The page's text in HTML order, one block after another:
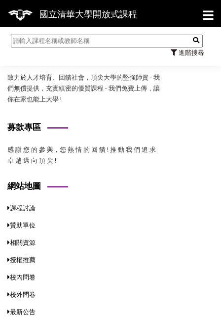
國立清華大學開放式課程
進階搜尋
致力於人才培育、回饋社會，頂尖大學的堅強師資 - 我
們無償提供，充實縝密的優質課程 - 我們免費上傳，讓
你在家也能上大學 !
募款專區
感 謝 您 的 參 與，您 熱 情 的 回 饋 ! 推 動 我 們 追 求
卓 越 邁 向 頂 尖 !
網站地圖
課程討論
贊助單位
相關資源
授權推薦
校內問卷
校外問卷
最新公告